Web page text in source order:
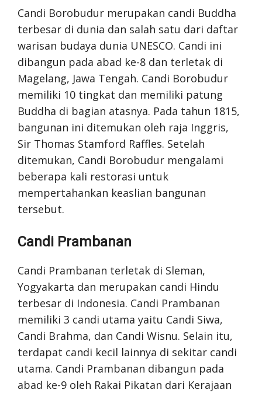
Candi Borobudur merupakan candi Buddha
terbesar di dunia dan salah satu dari daftar
warisan budaya dunia UNESCO. Candi ini
dibangun pada abad ke-8 dan terletak di
Magelang, Jawa Tengah. Candi Borobudur
memiliki 10 tingkat dan memiliki patung
Buddha di bagian atasnya. Pada tahun 1815,
bangunan ini ditemukan oleh raja Inggris,
Sir Thomas Stamford Raffles. Setelah
ditemukan, Candi Borobudur mengalami
beberapa kali restorasi untuk
mempertahankan keaslian bangunan
tersebut.
Candi Prambanan
Candi Prambanan terletak di Sleman,
Yogyakarta dan merupakan candi Hindu
terbesar di Indonesia. Candi Prambanan
memiliki 3 candi utama yaitu Candi Siwa,
Candi Brahma, dan Candi Wisnu. Selain itu,
terdapat candi kecil lainnya di sekitar candi
utama. Candi Prambanan dibangun pada
abad ke-9 oleh Rakai Pikatan dari Kerajaan